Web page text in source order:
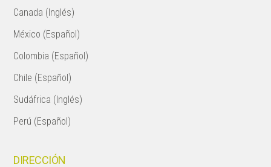
Canada (Inglés)
México (Español)
Colombia (Español)
Chile (Español)
Sudáfrica (Inglés)
Perú (Español)
DIRECCIÓN